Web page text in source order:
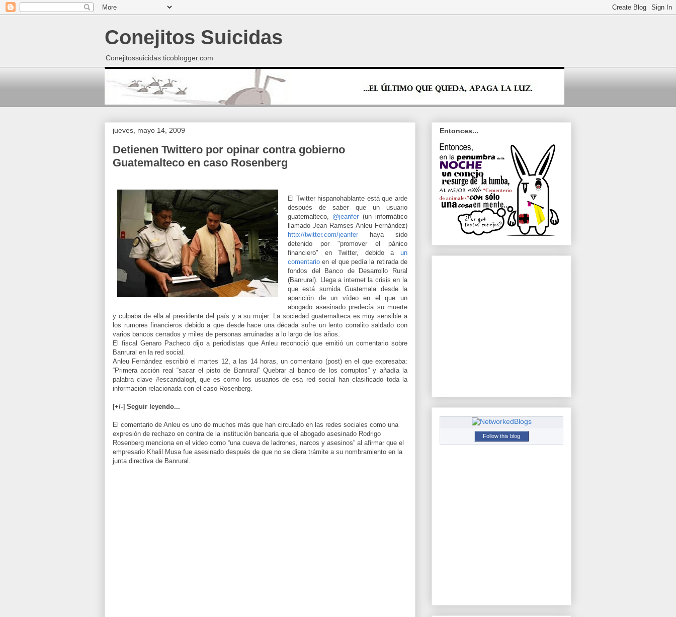
Conejitos Suicidas
Conejitossuicidas.ticoblogger.com
jueves, mayo 14, 2009
Detienen Twittero por opinar contra gobierno
Guatemalteco en caso Rosenberg
El Twitter hispanohablante está que arde
después de saber que un usuario
guatemalteco, @jeanfer (un informático
llamado Jean Ramses Anleu Fernández)
http://twitter.com/jeanfer haya sido
detenido por "promover el pánico
financiero" en Twitter, debido a un
comentario en el que pedía la retirada de
fondos del Banco de Desarrollo Rural
(Banrural). Llega a internet la crisis en la
que está sumida Guatemala desde la
aparición de un vídeo en el que un
abogado asesinado predecía su muerte
y culpaba de ella al presidente del país y a su mujer. La sociedad guatemalteca es muy sensible a
los rumores financieros debido a que desde hace una década sufre un lento corralito saldado con
varios bancos cerrados y miles de personas arruinadas a lo largo de los años.
El fiscal Genaro Pacheco dijo a periodistas que Anleu reconoció que emitió un comentario sobre
Banrural en la red social.
Anleu Fernández escribió el martes 12, a las 14 horas, un comentario (post) en el que expresaba:
“Primera acción real “sacar el pisto de Banrural” Quebrar al banco de los corruptos” y añadía la
palabra clave #escandalogt, que es como los usuarios de esa red social han clasificado toda la
información relacionada con el caso Rosenberg.
[+/-] Seguir leyendo...
El comentario de Anleu es uno de muchos más que han circulado en las redes sociales como una
expresión de rechazo en contra de la institución bancaria que el abogado asesinado Rodrigo
Rosenberg menciona en el video como “una cueva de ladrones, narcos y asesinos” al afirmar que el
empresario Khalil Musa fue asesinado después de que no se diera trámite a su nombramiento en la
junta directiva de Banrural.
Entonces...
Follow this blog